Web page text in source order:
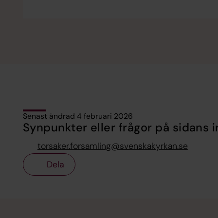
Senast ändrad 4 februari 2026
Synpunkter eller frågor på sidans
torsaker.forsamling@svenskakyrkan.se
Dela